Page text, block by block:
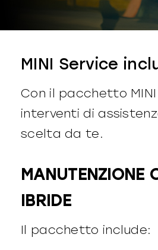
MINI Service
Con il pacchetto
interventi di
scelta da te.
MANUTENZIONE
IBRIDE
Il pacchetto include: